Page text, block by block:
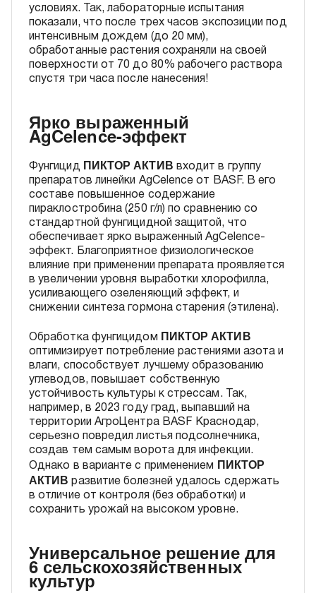
условиях. Так, лабораторные испытания
показали, что после трех часов экспозиции под
интенсивным дождем (до 20 мм),
обработанные растения сохраняли на своей
поверхности от 70 до 80% рабочего раствора
спустя три часа после нанесения!
Ярко выраженный
AgCelence-эффект
Фунгицид ПИКТОР АКТИВ входит в группу
препаратов линейки AgCelence от BASF. В его
составе повышенное содержание
пираклостробина (250 г/л) по сравнению со
стандартной фунгицидной защитой, что
обеспечивает ярко выраженный AgCelence-
эффект. Благоприятное физиологическое
влияние при применении препарата проявляется
в увеличении уровня выработки хлорофилла,
усиливающего озеленяющий эффект, и
снижении синтеза гормона старения (этилена).
Обработка фунгицидом ПИКТОР АКТИВ
оптимизирует потребление растениями азота и
влаги, способствует лучшему образованию
углеводов, повышает собственную
устойчивость культуры к стрессам. Так,
например, в 2023 году град, выпавший на
территории АгроЦентра BASF Краснодар,
серьезно повредил листья подсолнечника,
создав тем самым ворота для инфекции.
Однако в варианте с применением ПИКТОР
АКТИВ развитие болезней удалось сдержать
в отличие от контроля (без обработки) и
сохранить урожай на высоком уровне.
Универсальное решение для
6 сельскохозяйственных
культур